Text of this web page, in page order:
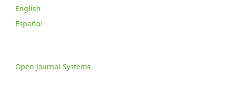
English
Español
Open Journal Systems